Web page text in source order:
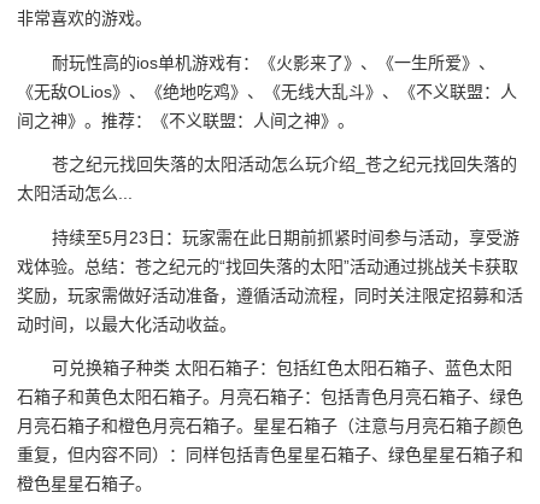
非常喜欢的游戏。
耐玩性高的ios单机游戏有：《火影来了》、《一生所爱》、
《无敌OLios》、《绝地吃鸡》、《无线大乱斗》、《不义联盟：人
间之神》。推荐：《不义联盟：人间之神》。
苍之纪元找回失落的太阳活动怎么玩介绍_苍之纪元找回失落的
太阳活动怎么...
持续至5月23日：玩家需在此日期前抓紧时间参与活动，享受游
戏体验。总结：苍之纪元的“找回失落的太阳”活动通过挑战关卡获取
奖励，玩家需做好活动准备，遵循活动流程，同时关注限定招募和活
动时间，以最大化活动收益。
可兑换箱子种类 太阳石箱子：包括红色太阳石箱子、蓝色太阳
石箱子和黄色太阳石箱子。月亮石箱子：包括青色月亮石箱子、绿色
月亮石箱子和橙色月亮石箱子。星星石箱子（注意与月亮石箱子颜色
重复，但内容不同）：同样包括青色星星石箱子、绿色星星石箱子和
橙色星星石箱子。